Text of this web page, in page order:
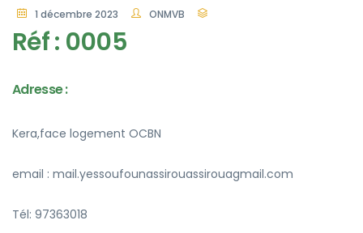
1 décembre 2023 ONMVB
Réf : 0005
Adresse :
Kera,face logement OCBN
email : mail.yessoufounassirouassirouagmail.com
Tél: 97363018